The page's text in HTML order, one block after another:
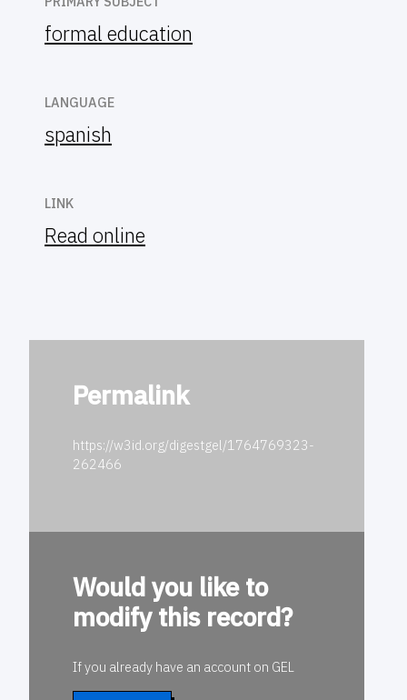
formal education
LANGUAGE
spanish
LINK
Read online
Permalink
https://w3id.org/digestgel/1764769323-
262466
Would you like to
modify this record?
If you already have an account on GEL